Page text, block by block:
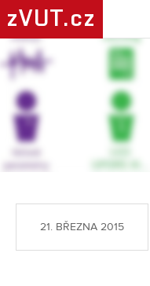
zVUT.cz
21. BŘEZNA 2015